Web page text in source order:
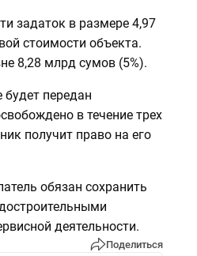
задаток в размере 4,97
стоимости объекта.
8,28 млрд сумов (5%).
будет передан
в течение трех
получит право на его
обязан сохранить
деятельности.
Поделиться